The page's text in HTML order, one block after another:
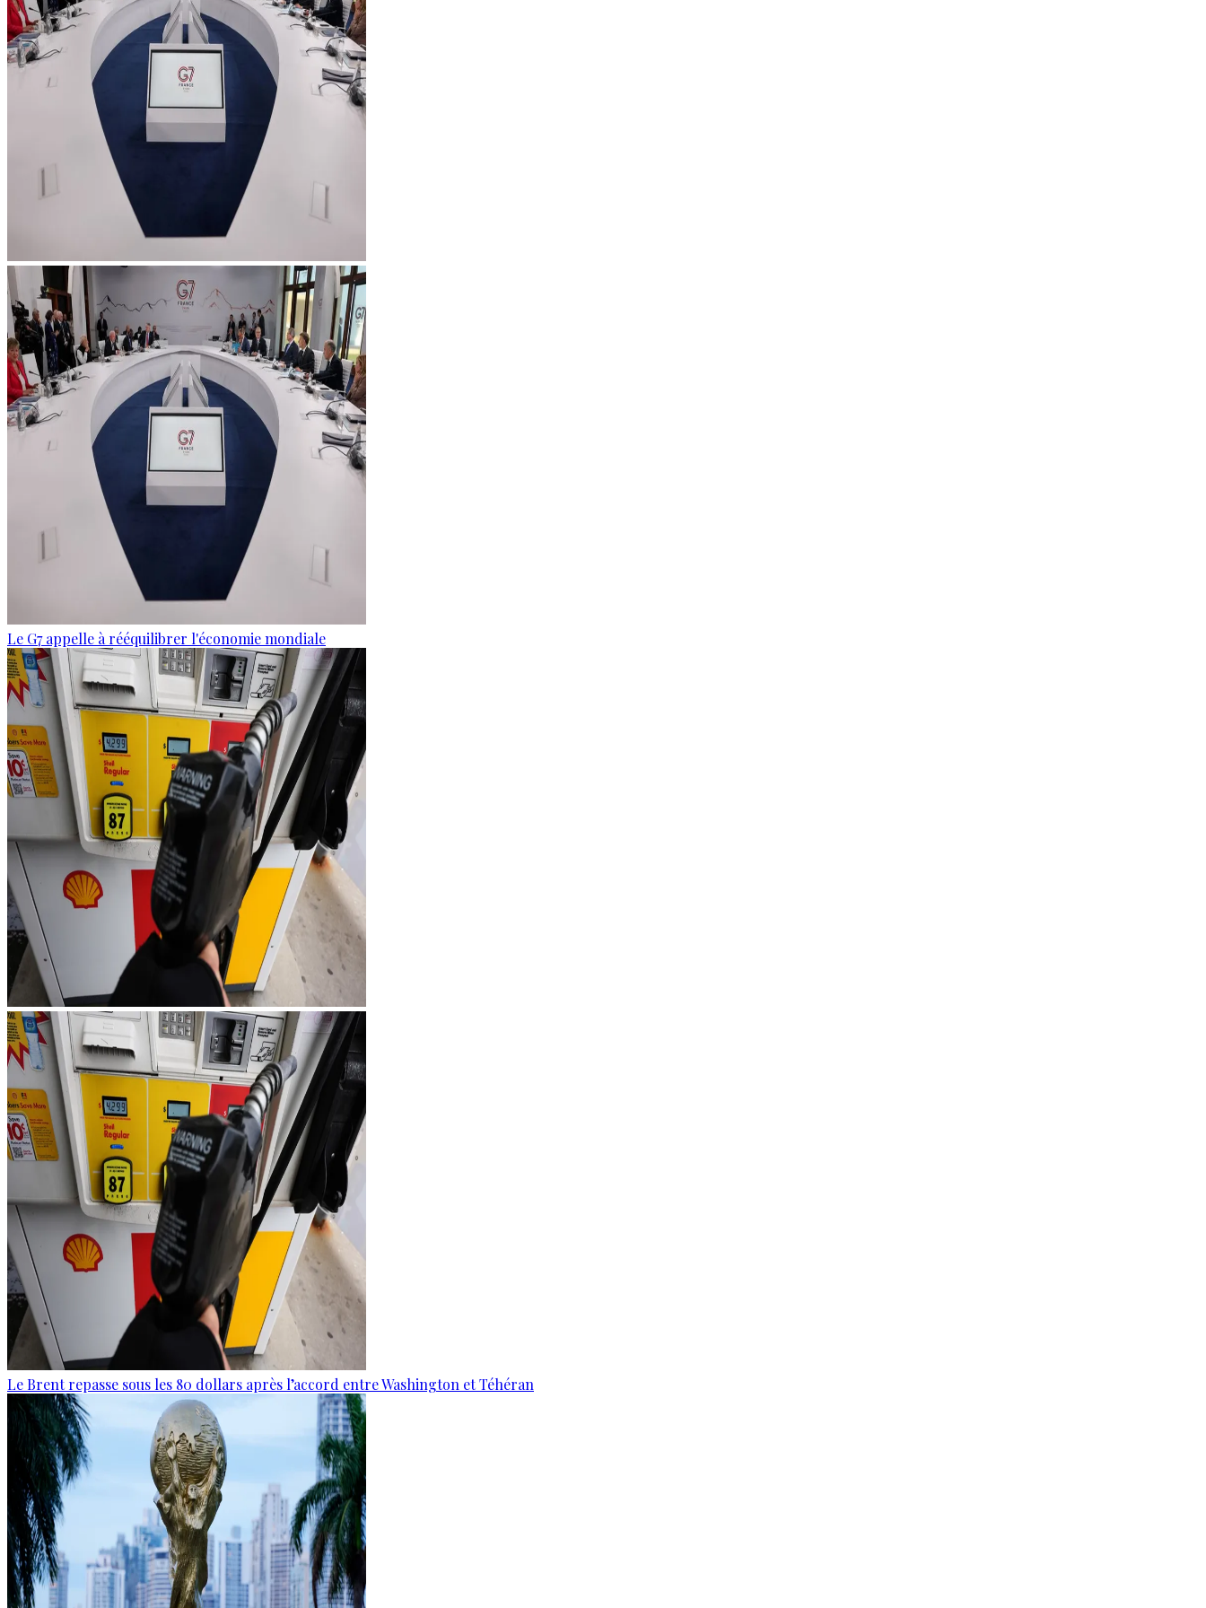
Le G7 appelle à rééquilibrer l'économie mondiale
Le Brent repasse sous les 80 dollars après l’accord entre Washington et Téhéran